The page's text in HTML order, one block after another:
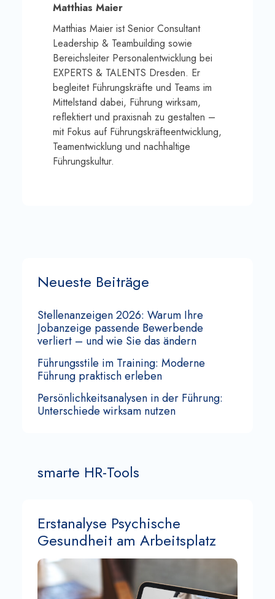
Matthias Maier
Matthias Maier ist Senior Consultant
Leadership & Teambuilding sowie
Bereichsleiter Personalentwicklung bei
EXPERTS & TALENTS Dresden. Er
begleitet Führungskräfte und Teams im
Mittelstand dabei, Führung wirksam,
reflektiert und praxisnah zu gestalten –
mit Fokus auf Führungskräfteentwicklung,
Teamentwicklung und nachhaltige
Führungskultur.
Neueste Beiträge
Stellenanzeigen 2026: Warum Ihre
Jobanzeige passende Bewerbende
verliert – und wie Sie das ändern
Führungsstile im Training: Moderne
Führung praktisch erleben
Persönlichkeitsanalysen in der Führung:
Unterschiede wirksam nutzen
smarte HR-Tools
Erstanalyse Psychische
Gesundheit am Arbeitsplatz